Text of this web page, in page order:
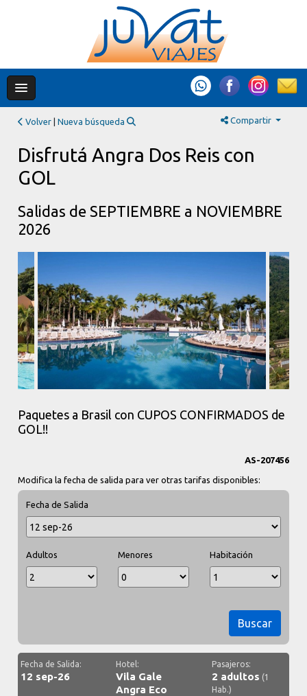
Volver |Nueva búsqueda Compartir
Disfrutá Angra Dos Reis con
GOL
Salidas de SEPTIEMBRE a NOVIEMBRE
2026
Paquetes a Brasil con CUPOS CONFIRMADOS de
GOL!!
AS-207456
Modifica la fecha de salida para ver otras tarifas disponibles:
Fecha de Salida
Adultos Menores Habitación
Buscar
Fecha de Salida:
12 sep-26
Hotel:
Vila Gale
Angra Eco
Pasajeros:
2 adultos (1
Hab.)